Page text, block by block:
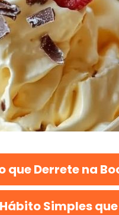
que Derrete na
Simples